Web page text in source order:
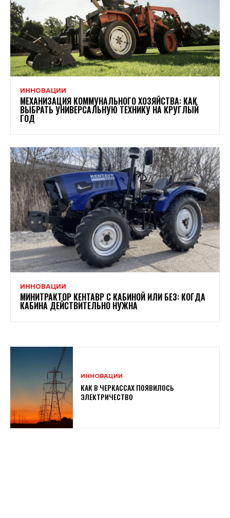
ИННОВАЦИИ
МЕХАНИЗАЦИЯ КОММУНАЛЬНОГО ХОЗЯЙСТВА: КАК
ВЫБРАТЬ УНИВЕРСАЛЬНУЮ ТЕХНИКУ НА КРУГЛЫЙ
ГОД
ИННОВАЦИИ
МИНИТРАКТОР КЕНТАВР С КАБИНОЙ ИЛИ БЕЗ: КОГДА
КАБИНА ДЕЙСТВИТЕЛЬНО НУЖНА
ИННОВАЦИИ
КАК В ЧЕРКАССАХ ПОЯВИЛОСЬ
ЭЛЕКТРИЧЕСТВО